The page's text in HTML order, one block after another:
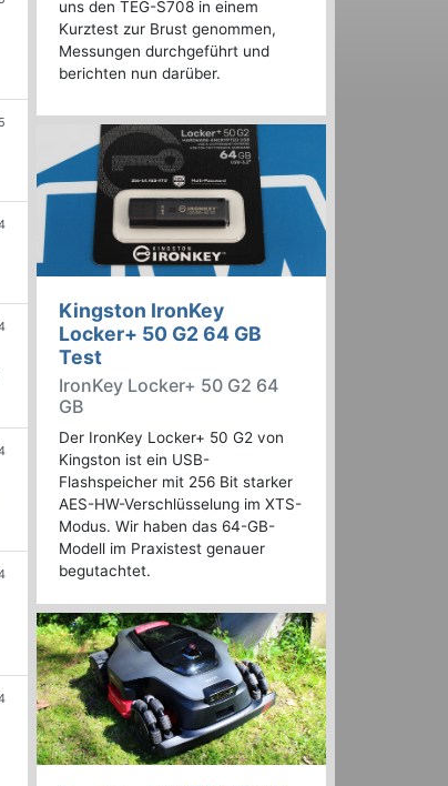
uns den TEG-S708 in einem
Kurztest zur Brust genommen,
Messungen durchgeführt und
berichten nun darüber.
Kingston IronKey
Locker+ 50 G2 64 GB
Test
IronKey Locker+ 50 G2 64
GB
Der IronKey Locker+ 50 G2 von
Kingston ist ein USB-
Flashspeicher mit 256 Bit starker
AES-HW-Verschlüsselung im XTS-
Modus. Wir haben das 64-GB-
Modell im Praxistest genauer
begutachtet.